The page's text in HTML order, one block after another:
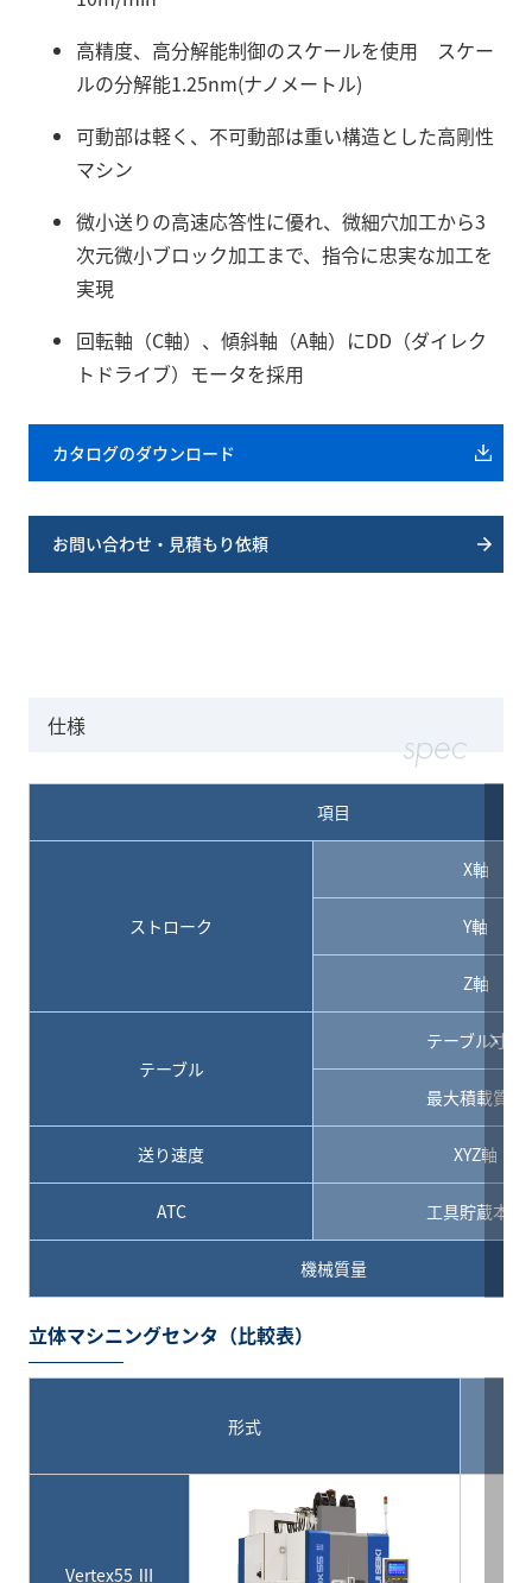
高精度、高分解能制御のスケールを使用 スケー
ルの分解能1.25nm(ナノメートル)
可動部は軽く、不可動部は重い構造とした高剛性
マシン
微小送りの高速応答性に優れ、微細穴加工から3
次元微小ブロック加工まで、指令に忠実な加工を
実現
回転軸（C軸）、傾斜軸（A軸）にDD（ダイレク
トドライブ）モータを採用
カタログのダウンロード
お問い合わせ・見積もり依頼
仕様
項目
ストローク
X軸
Y軸
Z軸
テーブル
テーブル寸法
最大積載質量
送り速度 XYZ軸
ATC 工具貯蔵本数
機械質量
立体マシニングセンタ（比較表）
形式
Vertex55 Ⅲ